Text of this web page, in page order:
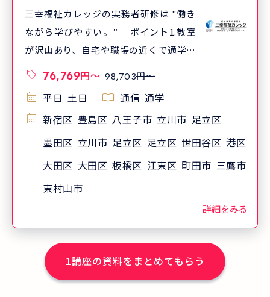
三幸福祉カレッジの実務者研修は "働き
ながら学びやすい。” ポイント1.教室
が沢山あり、自宅や職場の近くで通学し
やすい ポイント2.クラスが沢山あり、
通学日が選びやすい ポイント3.通学日
数はわずか7日 三幸福祉カレッジでは、
北海道から沖縄まで全国520以上(※)の
教室で実務者研修を開講しています。
「一人でも多くの方が受講し、介護福祉
域の介護事業所や貸会議室をお借りし開
76,769円〜 98,703円〜
平日 土日 通信 通学
新宿区 豊島区 八王子市 立川市 足立区
墨田区 立川市 足立区 足立区 世田谷区 港区
大田区 大田区 板橋区 江東区 町田市 三鷹市
東村山市
詳細をみる
1講座の資料をまとめてもらう